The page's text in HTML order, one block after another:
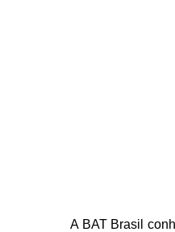
A BAT Brasil